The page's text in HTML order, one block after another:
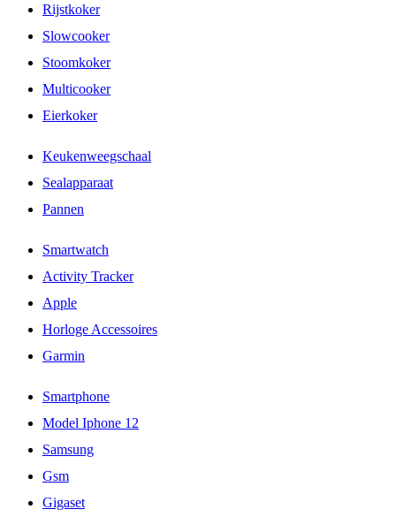
Rijstkoker
Slowcooker
Stoomkoker
Multicooker
Eierkoker
Keukenweegschaal
Sealapparaat
Pannen
Smartwatch
Activity Tracker
Apple
Horloge Accessoires
Garmin
Smartphone
Model Iphone 12
Samsung
Gsm
Gigaset